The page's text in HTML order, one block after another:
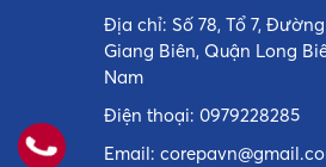
Địa chỉ: Số 78, Tổ 7,
Giang Biên, Quận Long
Nam
Điện thoại: 0979228285
Email: